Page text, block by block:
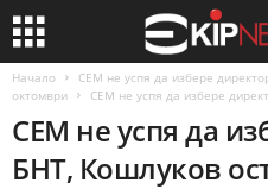
Начало
СЕМ не успя да избере
октомври
СЕМ не успя да избере
СЕМ не успя да
БНТ, Кошлуков